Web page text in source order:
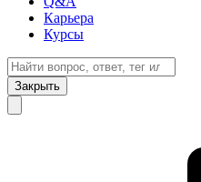
Карьера
Курсы
Закрыть